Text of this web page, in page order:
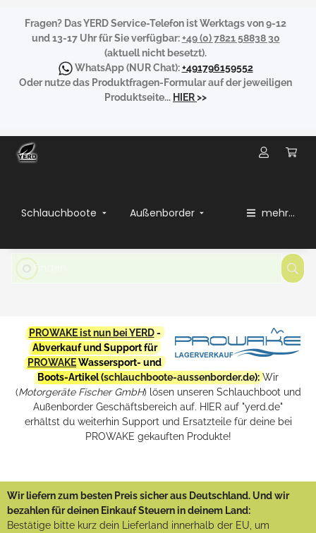
Fragen? Das YERD Service-Telefon ist Werktags von 9-12
und 13-17 Uhr für Sie verfügbar:+49 (0) 7821 58838 30
(aktuell nicht besetzt).
WhatsApp(NUR Chat):+491796159552
Oder nutze das Produktfragen-Formular auf der jeweiligen
Produktseite... HIER>>
Schlauchboote Außenborder mehr...
PROWAKE ist nun bei YERD-
Abverkauf und Support für
PROWAKEWassersport- und
Boots-Artikel (schlauchboote-aussenborder.de): Wir
(Motorgeräte Fischer GmbH) lösen unseren Schlauchboot und
Außenborder Geschäftsbereich auf. HIER auf "yerd.de"
erhältst du weiterhin Support und Ersatzteile für deine bei
PROWAKE gekauften Produkte!
Wir liefern zum besten Preis sicher aus Deutschland. Und wir
bezahlen für deinen Einkauf Steuern in deinem Land:
Bestätige bitte kurz dein Lieferland innerhalb der EU, um